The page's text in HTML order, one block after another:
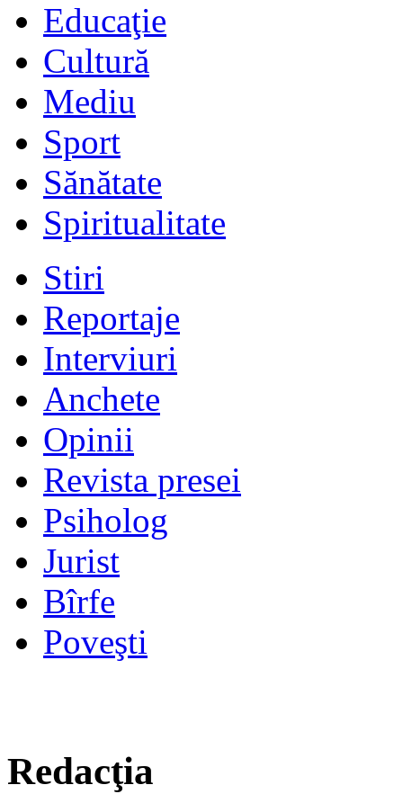
Educaţie
Cultură
Mediu
Sport
Sănătate
Spiritualitate
Stiri
Reportaje
Interviuri
Anchete
Opinii
Revista presei
Psiholog
Jurist
Bîrfe
Poveşti
Redacţia